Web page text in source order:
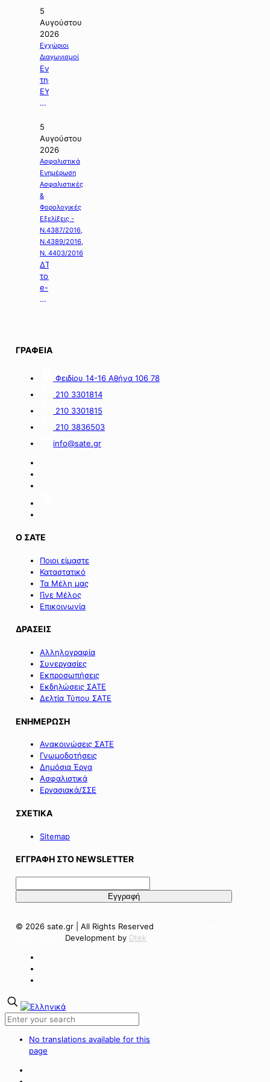
5
Αυγούστου
2026
Εγχώριοι
Διαγωνισμοί
Ενημέρωση
της
ΕΥΔΑΠ
με
«Διαγωνισμός
της
Εργολαβίας
Ε-925».
5
Αυγούστου
2026
Ασφαλιστικά
Ενημέρωση
Ασφαλιστικές
&
Φορολογικές
Εξελίξεις -
Ν.4387/2016,
Ν.4389/2016,
Ν. 4403/2016
ΔΤ
του
e-
ΕΦΚΑ
Αδειοδωροσήμου
Αυγούστου
εργατοτεχνίτες
ΓΡΑΦΕΙΑ
Φειδίου 14-16 Αθήνα 106 78
210 3301814
210 3301815
210 3836503
info@sate.gr
Ο ΣΑΤΕ
Ποιοι είμαστε
Καταστατικό
Τα Μέλη μας
Γίνε Μέλος
Επικοινωνία
ΔΡΑΣΕΙΣ
Αλληλογραφία
Συνεργασίες
Εκπροσωπήσεις
Εκδηλώσεις ΣΑΤΕ
Δελτία Τύπου ΣΑΤΕ
ΕΝΗΜΕΡΩΣΗ
Ανακοινώσεις ΣΑΤΕ
Γνωμοδοτήσεις
Δημόσια Έργα
Ασφαλιστικά
Εργασιακά/ΣΣΕ
ΣΧΕΤΙΚΑ
Sitemap
ΕΓΓΡΑΦΗ ΣΤΟ NEWSLETTER
© 2026 sate.gr | All Rights Reserved
Development by Dtek
No translations available for this
page